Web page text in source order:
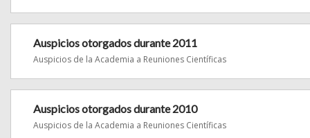
Auspicios otorgados durante 2011
Auspicios de la Academia a Reuniones Científicas
Auspicios otorgados durante 2010
Auspicios de la Academia a Reuniones Científicas